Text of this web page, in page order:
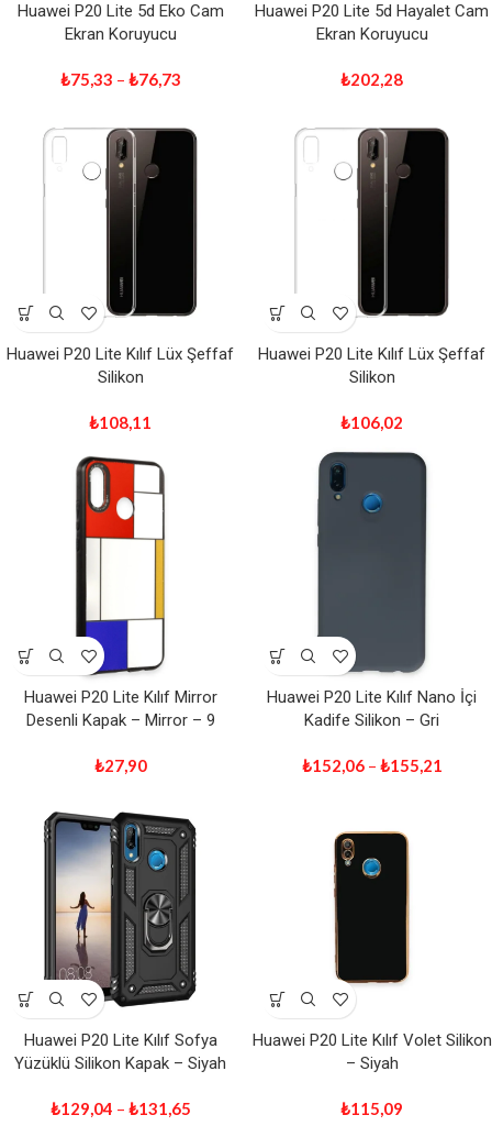
Huawei P20 Lite 5d Eko Cam
Ekran Koruyucu
₺75,33 – ₺76,73
Huawei P20 Lite 5d Hayalet Cam
Ekran Koruyucu
₺202,28
Huawei P20 Lite Kılıf Lüx Şeffaf
Silikon
₺108,11
Huawei P20 Lite Kılıf Lüx Şeffaf
Silikon
₺106,02
Huawei P20 Lite Kılıf Mirror
Desenli Kapak – Mirror – 9
₺27,90
Huawei P20 Lite Kılıf Nano İçi
Kadife Silikon – Gri
₺152,06 – ₺155,21
Huawei P20 Lite Kılıf Sofya
Yüzüklü Silikon Kapak – Siyah
₺129,04 – ₺131,65
Huawei P20 Lite Kılıf Volet Silikon
– Siyah
₺115,09